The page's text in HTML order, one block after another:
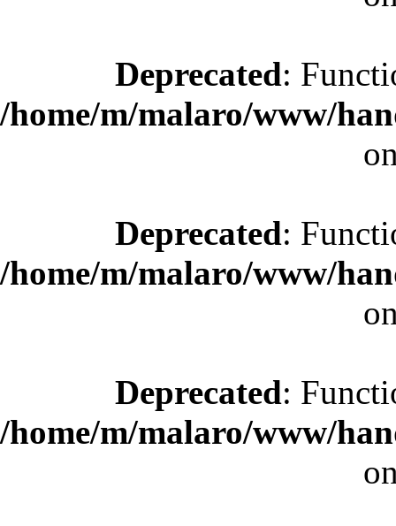
Deprecated:
/home/m/malaro/www/
Deprecated:
/home/m/malaro/www/
Deprecated:
/home/m/malaro/www/